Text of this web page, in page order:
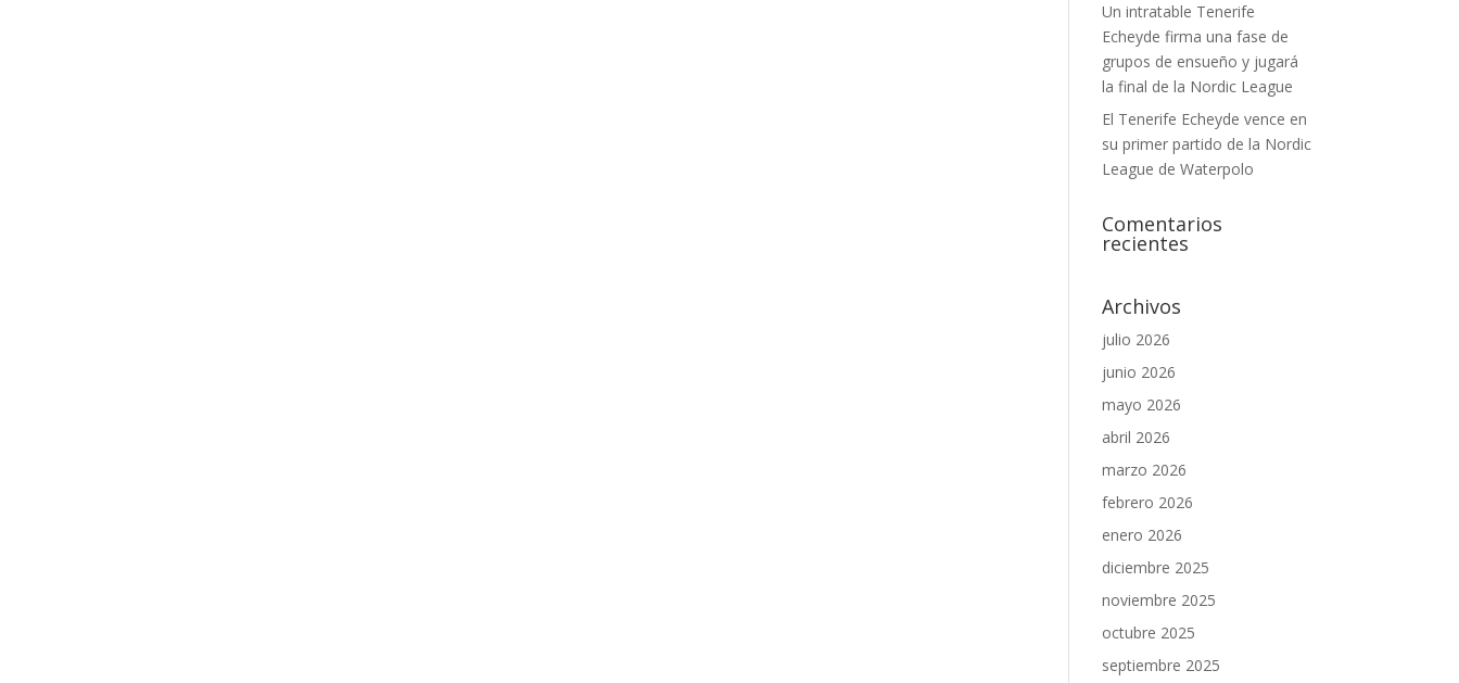
Un intratable Tenerife
Echeyde firma una fase de
grupos de ensueño y jugará
la final de la Nordic League
El Tenerife Echeyde vence en
su primer partido de la Nordic
League de Waterpolo
Comentarios
recientes
Archivos
julio 2026
junio 2026
mayo 2026
abril 2026
marzo 2026
febrero 2026
enero 2026
diciembre 2025
noviembre 2025
octubre 2025
septiembre 2025